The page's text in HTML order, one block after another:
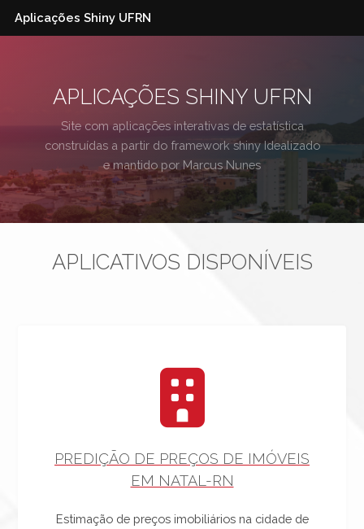
Aplicações Shiny UFRN
APLICAÇÕES SHINY UFRN
Site com aplicações interativas de estatística
construídas a partir do framework shinyIdealizado
e mantido por Marcus Nunes
APLICATIVOS DISPONÍVEIS
PREDIÇÃO DE PREÇOS DE IMÓVEIS
EM NATAL-RN
Estimação de preços imobiliários na cidade de